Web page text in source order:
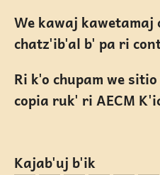
We kawaj
chatz'ib'al b' pa ri
Ri k'o chupam we
copia ruk' ri AECM
Kajab'uj b'ik